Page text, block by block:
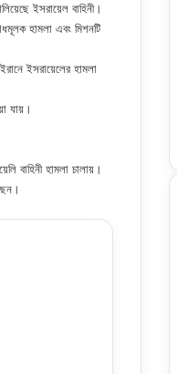
ইসরায়েল বাহিনী।
হামলা এবং মিশনটি
ইসরায়েলের হামলা
যায়।
বাহিনী হামলা চালায়।